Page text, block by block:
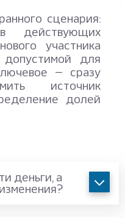
сценария:
действующих
участника
для
— сразу
источник
долей
деньги, а